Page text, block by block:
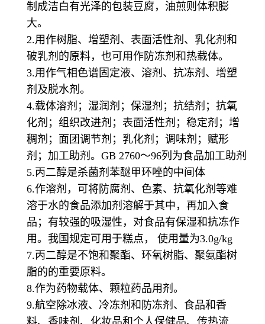
制成洁白有光泽的包装豆腐，油煎则体积膨
大。
2.用作树脂、增塑剂、表面活性剂、乳化剂和
破乳剂的原料，也可用作防冻剂和热载体。
3.用作气相色谱固定液、溶剂、抗冻剂、增塑
剂及脱水剂。
4.载体溶剂；湿润剂；保湿剂；抗结剂；抗氧
化剂；组织改进剂；表面活性剂；稳定剂；增
稠剂；面团调节剂；乳化剂；调味剂；赋形
剂；加工助剂。GB 2760～96列为食品加工助剂
5.丙二醇是杀菌剂苯醚甲环唑的中间体
6.作溶剂，可将防腐剂、色素、抗氧化剂等难
溶于水的食品添加剂溶解于其中，再加入食
品；有较强的吸湿性，对食品有保湿和抗冻作
用。我国规定可用于糕点， 使用量为3.0g/kg
7.丙二醇是不饱和聚酯、环氧树脂、聚氨酯树
脂的的重要原料。
8.作为药物载体、颗粒药品用剂。
9.航空除冰液、冷冻剂和防冻剂、食品和香